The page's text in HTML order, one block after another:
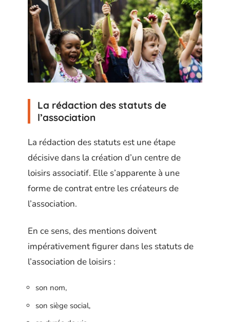
La rédaction des statuts de
l’association
La rédaction des statuts est une étape
décisive dans la création d’un centre de
loisirs associatif. Elle s’apparente à une
forme de contrat entre les créateurs de
l’association.
En ce sens, des mentions doivent
impérativement figurer dans les statuts de
l’association de loisirs :
son nom,
son siège social,